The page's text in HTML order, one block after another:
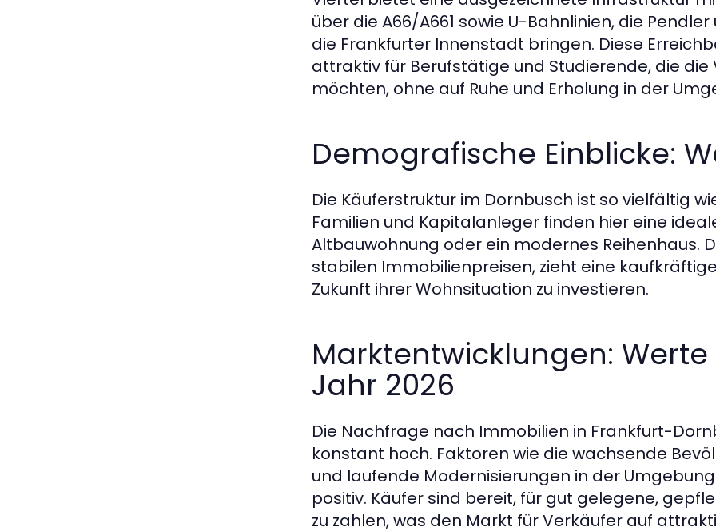
über die A66/A661 sowie U-Bahnlinien, die
die Frankfurter Innenstadt bringen. Diese
attraktiv für Berufstätige und Studierende, die
möchten, ohne auf Ruhe und Erholung in der
Demografische Einblicke:
Die Käuferstruktur im Dornbusch ist so vielfältig
Familien und Kapitalanleger finden hier eine
Altbauwohnung oder ein modernes Reihenhaus.
stabilen Immobilienpreisen, zieht eine
Zukunft ihrer Wohnsituation zu investieren.
Marktentwicklungen:
Jahr 2026
Die Nachfrage nach Immobilien in Frankfurt-
konstant hoch. Faktoren wie die wachsende
und laufende Modernisierungen in der
positiv. Käufer sind bereit, für gut gelegene,
zu zahlen, was den Markt für Verkäufer auf